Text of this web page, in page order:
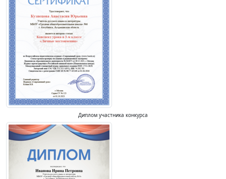
Диплом участника конкурса